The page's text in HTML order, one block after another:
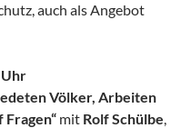
auch als Angebot
Uhr
Völker, Arbeiten
mit Rolf Schülbe